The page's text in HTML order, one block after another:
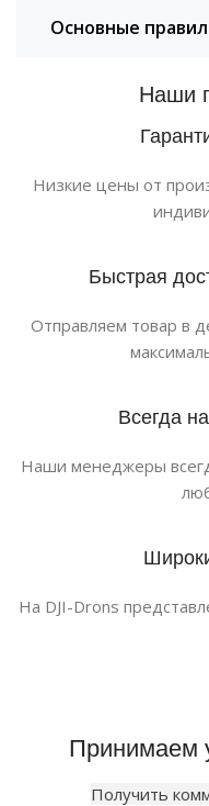
Основные
Наши
Низкие цены от
Быстрая
Отправляем товар в
Всегда
Наши менеджеры
На DJI-Drons
Принимаем
Получить